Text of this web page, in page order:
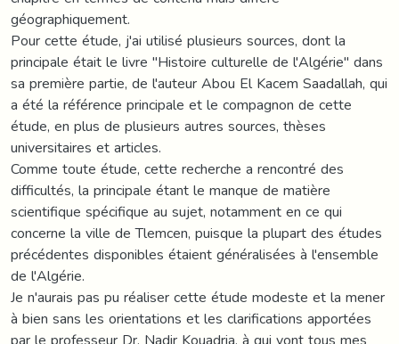
géographiquement.
Pour cette étude, j'ai utilisé plusieurs sources, dont la
principale était le livre "Histoire culturelle de l'Algérie" dans
sa première partie, de l'auteur Abou El Kacem Saadallah, qui
a été la référence principale et le compagnon de cette
étude, en plus de plusieurs autres sources, thèses
universitaires et articles.
Comme toute étude, cette recherche a rencontré des
difficultés, la principale étant le manque de matière
scientifique spécifique au sujet, notamment en ce qui
concerne la ville de Tlemcen, puisque la plupart des études
précédentes disponibles étaient généralisées à l'ensemble
de l'Algérie.
Je n'aurais pas pu réaliser cette étude modeste et la mener
à bien sans les orientations et les clarifications apportées